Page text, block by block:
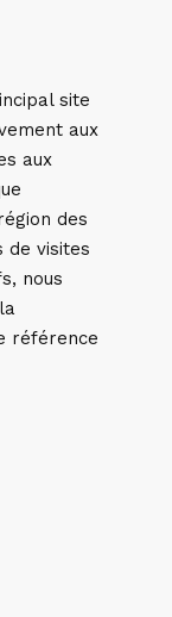
site
aux
aux
des
de visites
nous
référence